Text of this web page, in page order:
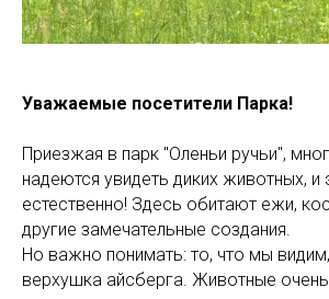
Уважаемые посетители Парка!
Приезжая в парк "Оленьи ручьи",
надеются увидеть диких животных, и
естественно! Здесь обитают ежи,
другие замечательные создания.
Но важно понимать: то, что мы
верхушка айсберга. Животные